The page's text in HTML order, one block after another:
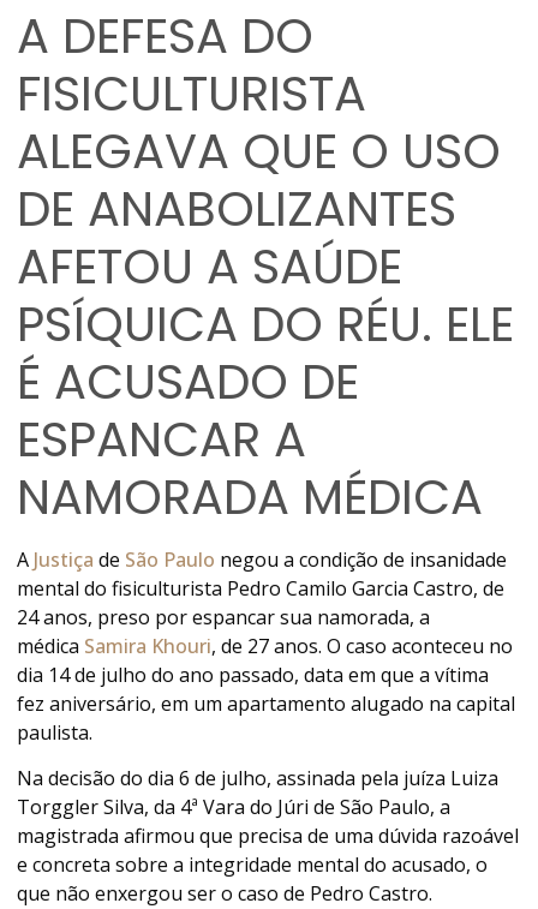
A DEFESA DO
FISICULTURISTA
ALEGAVA QUE O USO
DE ANABOLIZANTES
AFETOU A SAÚDE
PSÍQUICA DO RÉU. ELE
É ACUSADO DE
ESPANCAR A
NAMORADA MÉDICA
A Justiça de São Paulo negou a condição de insanidade
mental do fisiculturista Pedro Camilo Garcia Castro, de
24 anos, preso por espancar sua namorada, a
médica Samira Khouri, de 27 anos. O caso aconteceu no
dia 14 de julho do ano passado, data em que a vítima
fez aniversário, em um apartamento alugado na capital
paulista.
Na decisão do dia 6 de julho, assinada pela juíza Luiza
Torggler Silva, da 4ª Vara do Júri de São Paulo, a
magistrada afirmou que precisa de uma dúvida razoável
e concreta sobre a integridade mental do acusado, o
que não enxergou ser o caso de Pedro Castro.